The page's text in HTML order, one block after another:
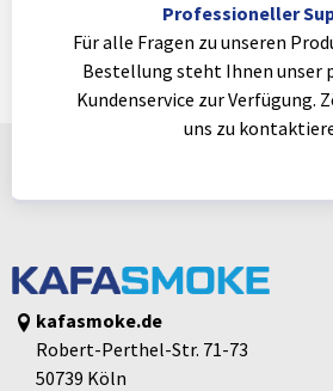
Professioneller
Für alle Fragen zu unseren
Bestellung steht Ihnen unser
Kundenservice zur Verfügung.
uns zu
kafasmoke.de
Robert-Perthel-Str. 71-73
50739 Köln